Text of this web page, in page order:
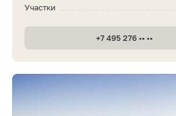
Участки
+7 495 276 •• ••